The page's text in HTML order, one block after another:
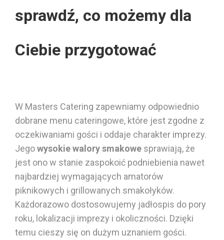
sprawdź, co możemy dla
Ciebie przygotować
W Masters Catering zapewniamy odpowiednio
dobrane menu cateringowe, które jest zgodne z
oczekiwaniami gości i oddaje charakter imprezy.
Jegowysokie walory smakowe sprawiają, że
jest ono w stanie zaspokoić podniebienia nawet
najbardziej wymagających amatorów
piknikowych i grillowanych smakołyków.
Każdorazowo dostosowujemy jadłospis do pory
roku, lokalizacji imprezy i okoliczności. Dzięki
temu cieszy się on dużym uznaniem gości.